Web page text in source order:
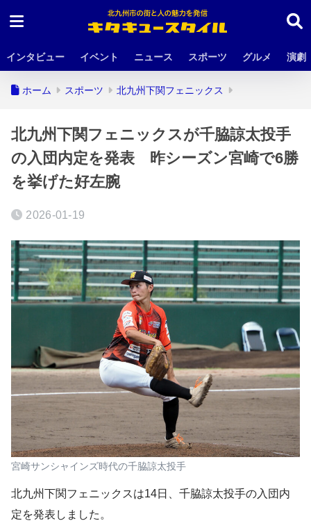
インタビュー イベント ニュース スポーツ グルメ 演劇
ホーム スポーツ 北九州下関フェニックス
北九州下関フェニックスが千脇諒太投手
の入団内定を発表 昨シーズン宮崎で6勝
を挙げた好左腕
2026-01-19
宮崎サンシャインズ時代の千脇諒太投手
北九州下関フェニックスは14日、千脇諒太投手の入団内
定を発表しました。